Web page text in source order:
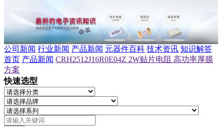
公司新闻 行业新闻 产品新闻 元器件百科 技术资讯 知识解答
首页 产品新闻 CRH2512J16R0E04Z 2W贴片电阻 高功率厚膜
方案
快速选型